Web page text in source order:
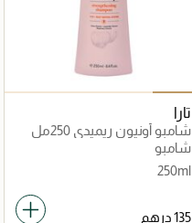
تارا
شامبو أونيون ريميدي 250مل
شامبو
250ml